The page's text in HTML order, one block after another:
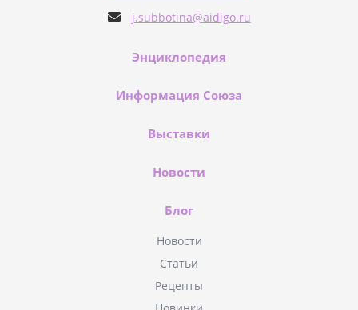
j.subbotina@aidigo.ru
Энциклопедия
Информация Союза
Выставки
Новости
Блог
Новости
Статьи
Рецепты